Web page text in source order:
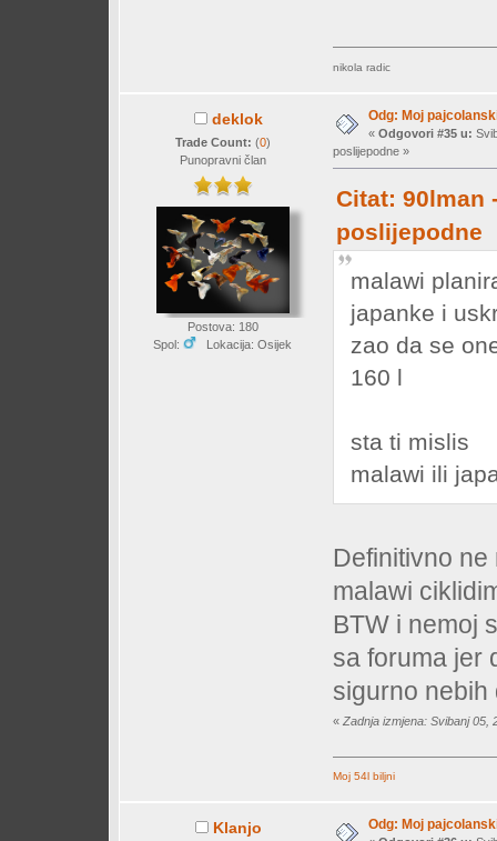
nikola radic
deklok
Trade Count: (0)
Punopravni član
Postova: 180
Spol:
Lokacija: Osijek
Odg: Moj
« Odgovori #35 u:
poslijepodne »
Citat: 90lman
poslijepodne
malawi
japanke i
zao da se
160 l
sta ti mislis
malawi ili
Definitivno
malawi
BTW i nemoj
sa foruma jer
sigurno
« Zadnja izmjena: Svibanj 05,
Moj 54l biljni
Klanjo Odg: Moj